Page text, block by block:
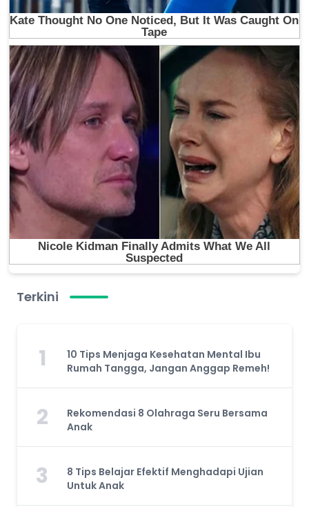
Terkini
1
10 Tips Menjaga Kesehatan Mental Ibu
Rumah Tangga, Jangan Anggap Remeh!
2
Rekomendasi 8 Olahraga Seru Bersama
Anak
3
8 Tips Belajar Efektif Menghadapi Ujian
Untuk Anak